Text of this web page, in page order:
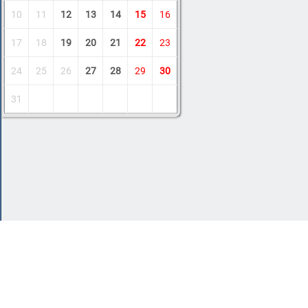
10 11 12 13 14 15 16
17 18 19 20 21 22 23
24 25 26 27 28 29 30
31